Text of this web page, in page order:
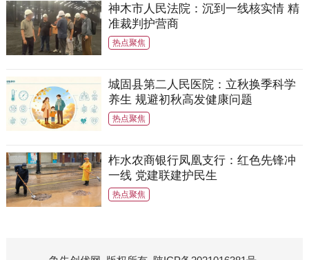
神木市人民法院：沉到一线核实情 精
准裁判护营商
热点聚焦
城固县第二人民医院：立秋换季科学
养生 规避初秋高发健康问题
热点聚焦
柞水农商银行凤凰支行：红色先锋冲
一线 党建联建护民生
热点聚焦